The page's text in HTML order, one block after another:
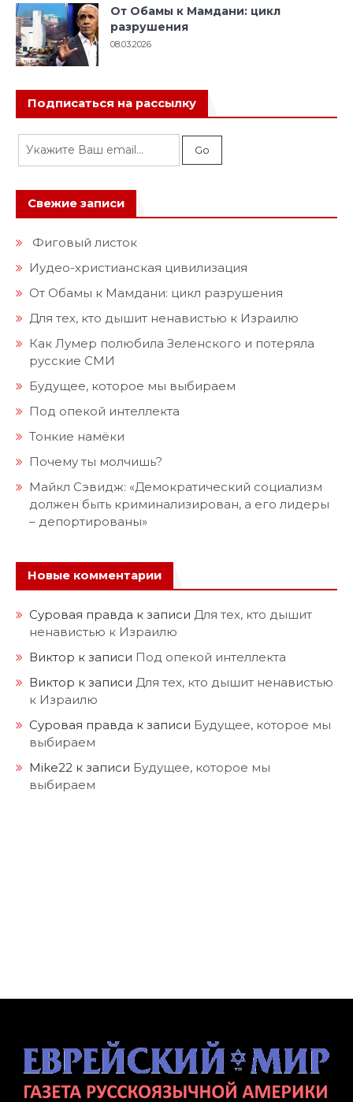
От Обамы к Мамдани: цикл
разрушения
08.03.2026
Подписаться на рассылку
Свежие записи
Фиговый листок
Иудео-христианская цивилизация
От Обамы к Мамдани: цикл разрушения
Для тех, кто дышит ненавистью к Израилю
Как Лумер полюбила Зеленского и потеряла
русские СМИ
Будущее, которое мы выбираем
Под опекой интеллекта
Тонкие намёки
Почему ты молчишь?
Майкл Сэвидж: «Демократический социализм
должен быть криминализирован, а его лидеры
– депортированы»
Новые комментарии
Суровая правда к записи Для тех, кто дышит
ненавистью к Израилю
Виктор к записи Под опекой интеллекта
Виктор к записи Для тех, кто дышит ненавистью
к Израилю
Суровая правда к записи Будущее, которое мы
выбираем
Mike22 к записи Будущее, которое мы
выбираем